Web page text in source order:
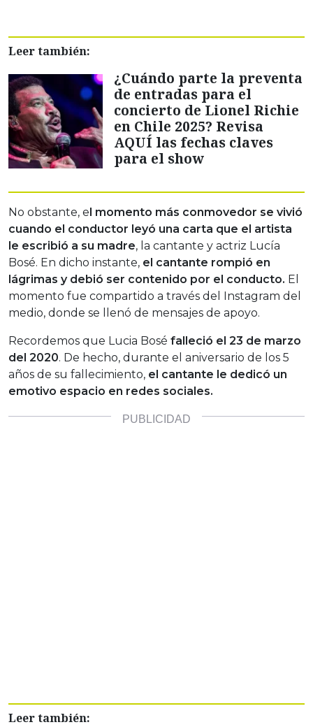
Leer también:
¿Cuándo parte la preventa
de entradas para el
concierto de Lionel Richie
en Chile 2025? Revisa
AQUÍ las fechas claves
para el show
No obstante, e l momento más conmovedor se vivió
cuando el conductor leyó una carta que el artista
le escribió a su madre, la cantante y actriz Lucía
Bosé. En dicho instante, el cantante rompió en
lágrimas y debió ser contenido por el conducto. El
momento fue compartido a través del Instagram del
medio, donde se llenó de mensajes de apoyo.
Recordemos que Lucia Bosé falleció el 23 de marzo
del 2020. De hecho, durante el aniversario de los 5
años de su fallecimiento, el cantante le dedicó un
emotivo espacio en redes sociales.
Leer también: